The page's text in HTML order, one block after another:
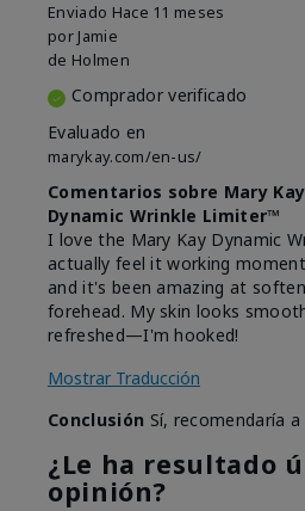
Enviado Hace 11 meses
por Jamie
de Holmen
Comprador verificado
Evaluado en
marykay.com/en-us/
Comentarios sobre Mary
Dynamic Wrinkle Limiter™
I love the Mary Kay Dynamic
actually feel it working
and it's been amazing at
forehead. My skin looks
refreshed—I'm hooked!
Mostrar Traducción
Conclusión Sí, recomendaría
¿Le ha resultado
opinión?